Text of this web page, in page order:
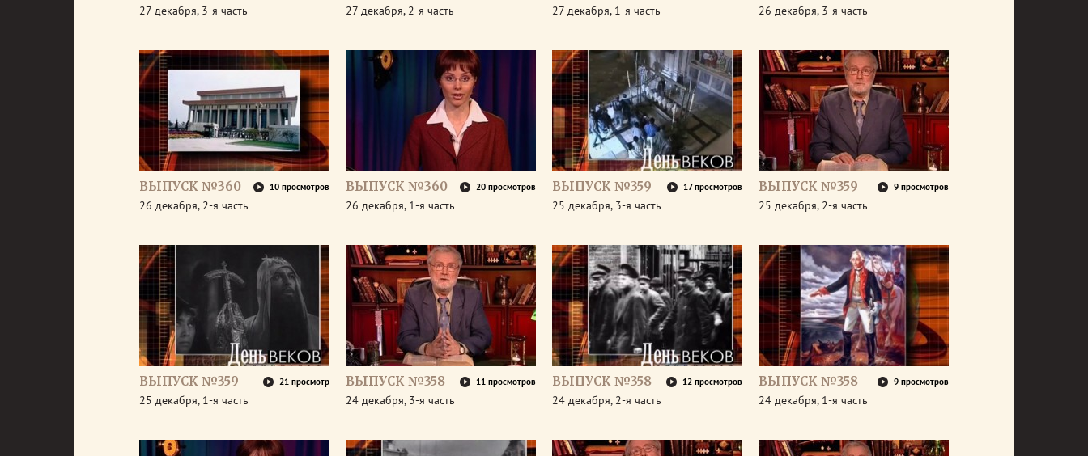
27 декабря, 3-я часть 27 декабря, 2-я часть 27 декабря, 1-я часть 26 декабря, 3-я часть
ВЫПУСК №360 10 просмотров
26 декабря, 2-я часть
ВЫПУСК №360 20 просмотров
26 декабря, 1-я часть
ВЫПУСК №359 17 просмотров
25 декабря, 3-я часть
ВЫПУСК №359 9 просмотров
25 декабря, 2-я часть
ВЫПУСК №359 21 просмотр
25 декабря, 1-я часть
ВЫПУСК №358 11 просмотров
24 декабря, 3-я часть
ВЫПУСК №358 12 просмотров
24 декабря, 2-я часть
ВЫПУСК №358 9 просмотров
24 декабря, 1-я часть